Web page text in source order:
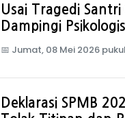
Usai Tragedi
Dampingi
📅 Jumat, 08 Mei 2026
Deklarasi SPMB